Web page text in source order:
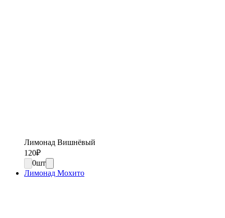
Лимонад Вишнёвый
120₽
0шт
Лимонад Мохито